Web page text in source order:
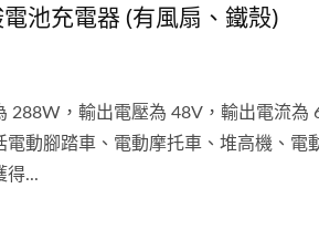
池充電器 (有風扇、鐵殼)
288W，輸出電壓為 48V，輸出電流為
動腳踏車、電動摩托車、堆高機、電
得...